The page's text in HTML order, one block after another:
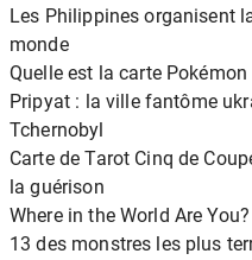
Les Philippines organisent
monde
Quelle est la carte
Pripyat : la ville fantôme
Tchernobyl
Carte de Tarot Cinq de
la guérison
Where in the World Are
13 des monstres les plus